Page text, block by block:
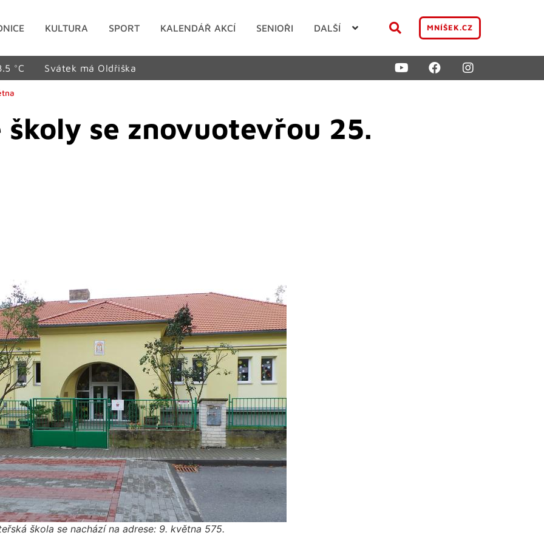
KULTURA SPORT KALENDÁŘ AKCÍ SENIOŘI DALŠÍ MNÍŠEK.CZ
°C Svátek má Oldřiška
se znovuotevřou 25.
škola se nachází na adrese: 9. května 575.